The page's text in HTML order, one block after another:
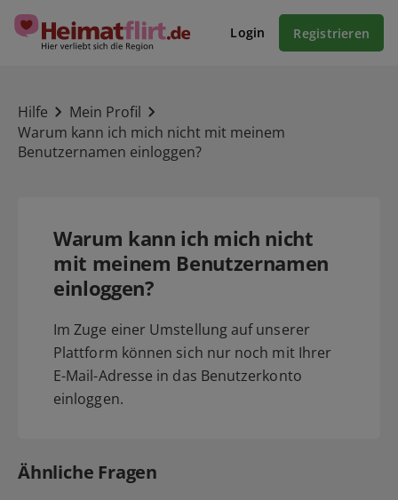
Login Registrieren
Hilfe
Mein Profil
Warum kann ich mich nicht mit meinem
Benutzernamen einloggen?
Warum kann ich mich nicht
mit meinem Benutzernamen
einloggen?
Im Zuge einer Umstellung auf unserer
Plattform können sich nur noch mit Ihrer
E-Mail-Adresse in das Benutzerkonto
einloggen.
Ähnliche Fragen